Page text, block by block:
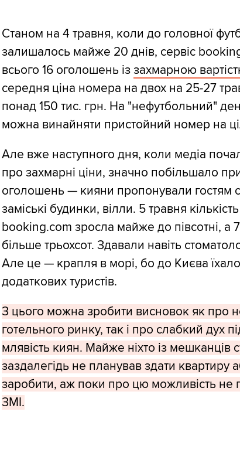
Станом на 4 травня, коли до головної
залишалось майже 20 днів, сервіс
всього 16 оголошень іззахмарною
середня ціна номера на двох на 25-27
понад 150 тис. грн. На "нефутбольний"
можна винайняти пристойний номер на
Але вже наступного дня, коли медіа
про захмарні ціни, значно побільшало
оголошень — кияни пропонували гостям
заміські будинки, вілли. 5 травня
booking.com зросла майже до півсотні, а 7
більше трьохсот. Здавали навіть
Але це — крапля в морі, бо до Києва
додаткових туристів.
З цього можна зробити висновок як про
готельного ринку, так і про слабкий дух
млявість киян. Майже ніхто із мешканців
заздалегідь не планував здати квартиру
заробити, аж поки про цю можливість не
ЗМІ.